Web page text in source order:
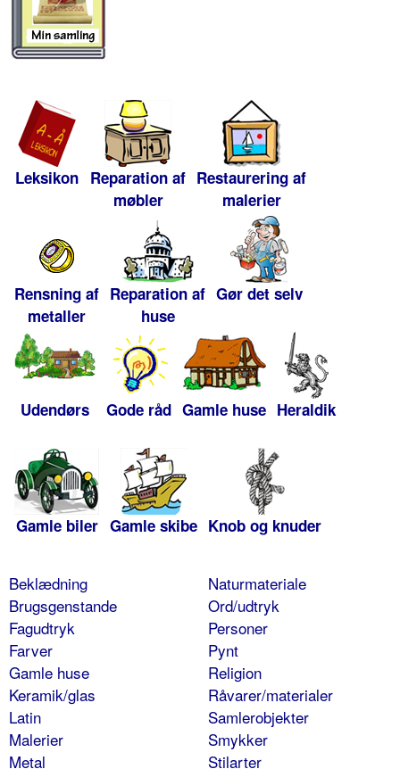
Leksikon Reparation af
møbler
Restaurering af
malerier
Rensning af
metaller
Reparation af
huse
Gør det selv
Udendørs Gode råd Gamle huse Heraldik
Gamle biler Gamle skibe Knob og knuder
Beklædning
Brugsgenstande
Fagudtryk
Farver
Gamle huse
Keramik/glas
Latin
Malerier
Metal
Naturmateriale
Ord/udtryk
Personer
Pynt
Religion
Råvarer/materialer
Samlerobjekter
Smykker
Stilarter